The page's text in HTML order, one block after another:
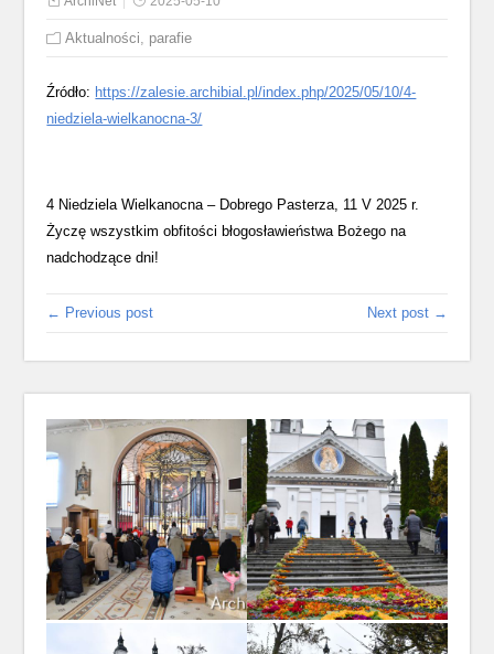
Aktualności, parafie
Źródło: https://zalesie.archibial.pl/index.php/2025/05/10/4-
niedziela-wielkanocna-3/
4 Niedziela Wielkanocna – Dobrego Pasterza, 11 V 2025 r.
Życzę wszystkim obfitości błogosławieństwa Bożego na
nadchodzące dni!
← Previous post Next post →